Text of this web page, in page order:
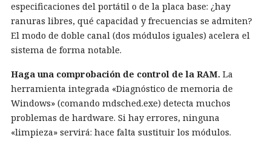
especificaciones del portátil o de la placa base: ¿hay
ranuras libres, qué capacidad y frecuencias se admiten?
El modo de doble canal (dos módulos iguales) acelera el
sistema de forma notable.
Haga una comprobación de control de la RAM. La
herramienta integrada «Diagnóstico de memoria de
Windows» (comando mdsched.exe) detecta muchos
problemas de hardware. Si hay errores, ninguna
«limpieza» servirá: hace falta sustituir los módulos.